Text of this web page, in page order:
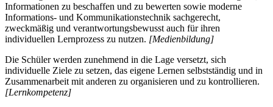
Informationen zu beschaffen und zu bewerten sowie moderne
Informations- und Kommunikationstechnik sachgerecht,
zweckmäßig und verantwortungsbewusst auch für ihren
individuellen Lernprozess zu nutzen. [Medienbildung]
Die Schüler werden zunehmend in die Lage versetzt, sich
individuelle Ziele zu setzen, das eigene Lernen selbstständig und in
Zusammenarbeit mit anderen zu organisieren und zu kontrollieren.
[Lernkompetenz]